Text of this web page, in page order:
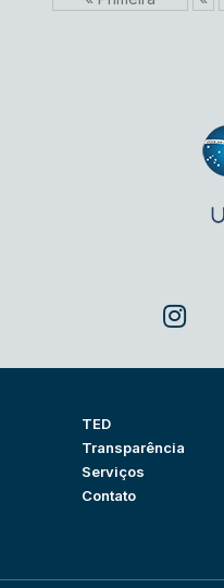
TED
Transparência
Serviços
Contato